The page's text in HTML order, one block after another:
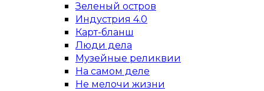
Зеленый остров
Индустрия 4.0
Карт-бланш
Люди дела
Музейные реликвии
На самом деле
Не мелочи жизни